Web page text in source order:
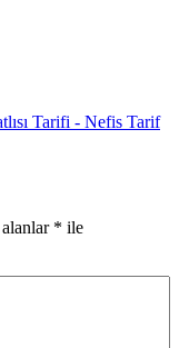
Tarifi - Nefis Tarif
* ile